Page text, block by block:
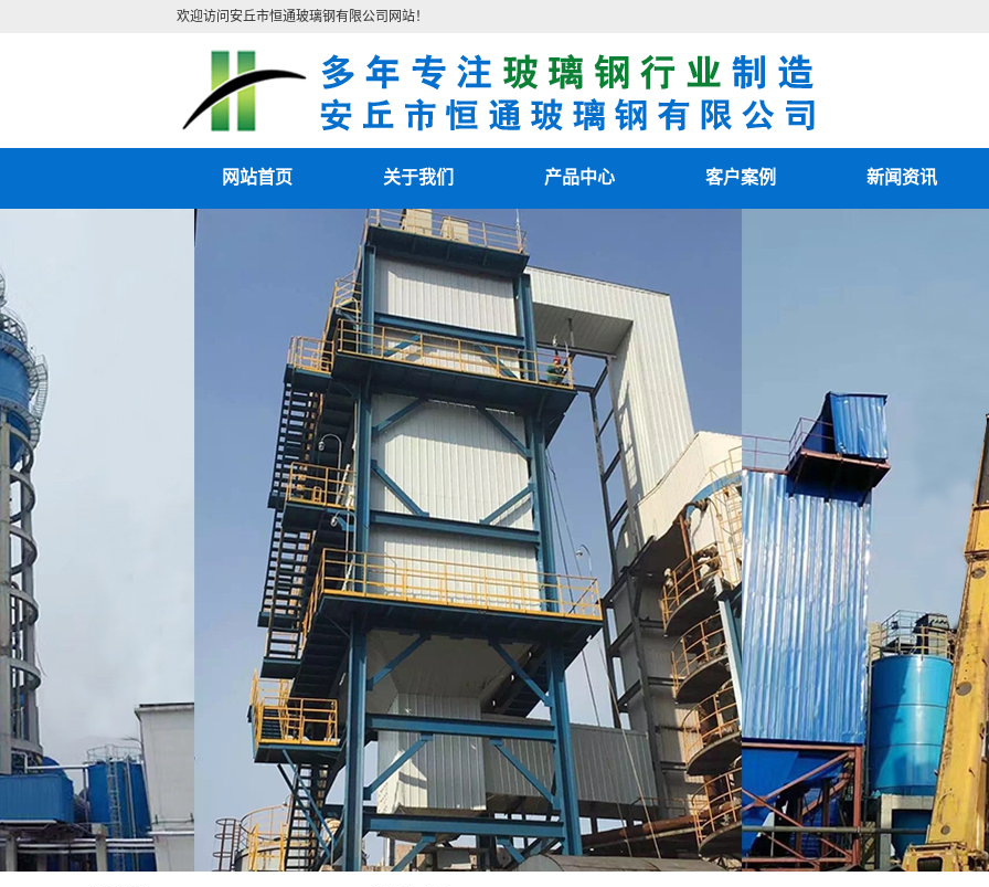
欢迎访问安丘市恒通玻璃钢有限公司网站！
网站首页 关于我们
公司简介
联系我们
营业执照
产品中心
阴极线
电除雾配件
湿电除尘器
湿电重锤
玻璃钢烟囱
热风清扫箱
绝缘箱
玻璃钢烟道
大型玻璃钢烟囱
客户案例 新闻资讯